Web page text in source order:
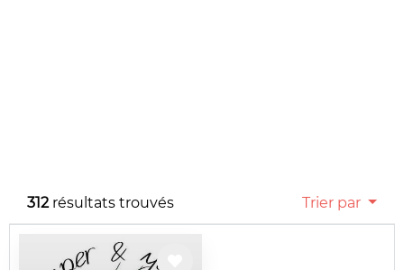
312 résultats trouvés Trier par